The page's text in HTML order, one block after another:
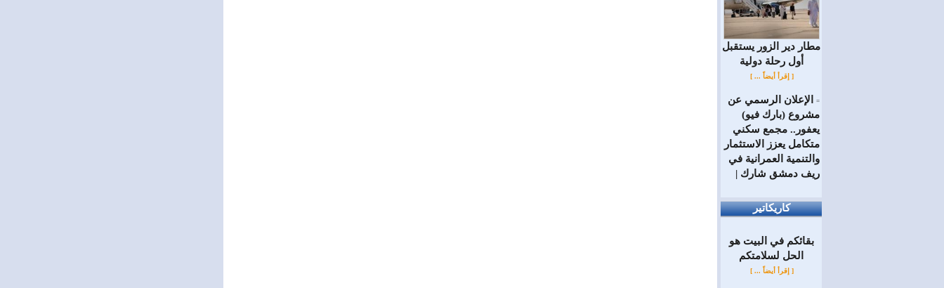
مطار دير الزور يستقبل
أول رحلة دولية
[ إقرأ أيضاً ... ]
=
الإعلان الرسمي عن
مشروع (بارك فيو)
يعفور.. مجمع سكني
متكامل يعزز الاستثمار
والتنمية العمرانية في
ريف دمشق شارك |
كاريكاتير
بقائكم في البيت هو
الحل لسلامتكم
[ إقرأ أيضاً ... ]